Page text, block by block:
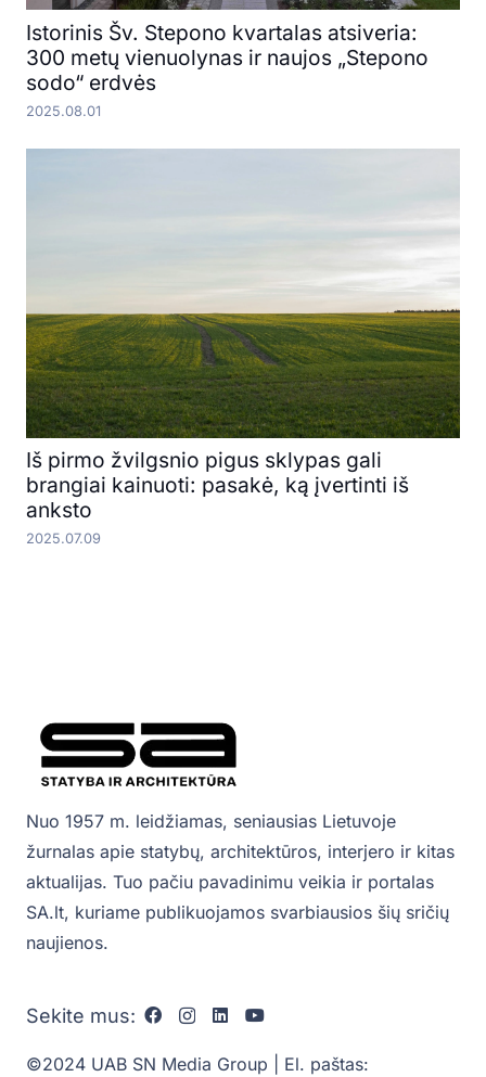
Istorinis Šv. Stepono kvartalas atsiveria:
300 metų vienuolynas ir naujos „Stepono
sodo“ erdvės
2025.08.01
Iš pirmo žvilgsnio pigus sklypas gali
brangiai kainuoti: pasakė, ką įvertinti iš
anksto
2025.07.09
Nuo 1957 m. leidžiamas, seniausias Lietuvoje
žurnalas apie statybų, architektūros, interjero ir kitas
aktualijas. Tuo pačiu pavadinimu veikia ir portalas
SA.lt, kuriame publikuojamos svarbiausios šių sričių
naujienos.
Sekite mus:
©2024 UAB SN Media Group | El. paštas: